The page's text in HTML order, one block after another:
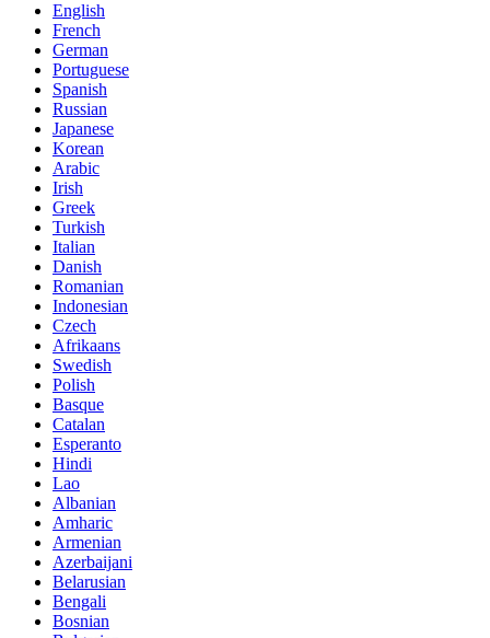
English
French
German
Portuguese
Spanish
Russian
Japanese
Korean
Arabic
Irish
Greek
Turkish
Italian
Danish
Romanian
Indonesian
Czech
Afrikaans
Swedish
Polish
Basque
Catalan
Esperanto
Hindi
Lao
Albanian
Amharic
Armenian
Azerbaijani
Belarusian
Bengali
Bosnian